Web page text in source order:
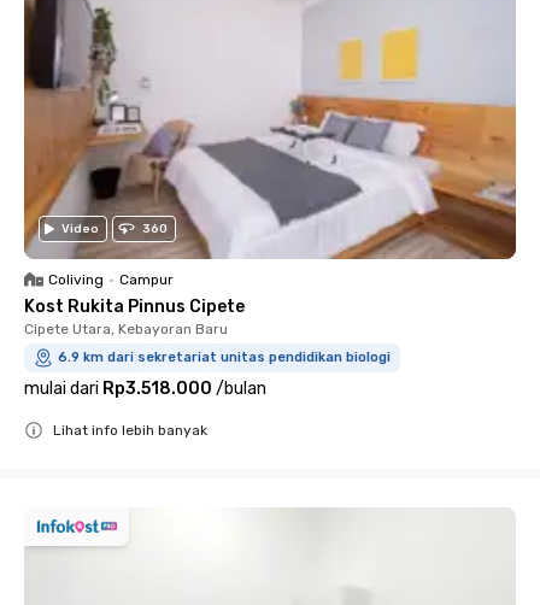
Video 360
Coliving • Campur
Kost Rukita Pinnus Cipete
Cipete Utara, Kebayoran Baru
6.9 km dari sekretariat unitas pendidikan biologi
mulai dari Rp3.518.000 /bulan
Lihat info lebih banyak